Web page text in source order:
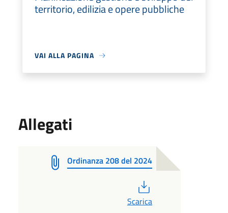
territorio, edilizia e opere pubbliche
VAI ALLA PAGINA
Allegati
Ordinanza 208 del 2024
Scarica